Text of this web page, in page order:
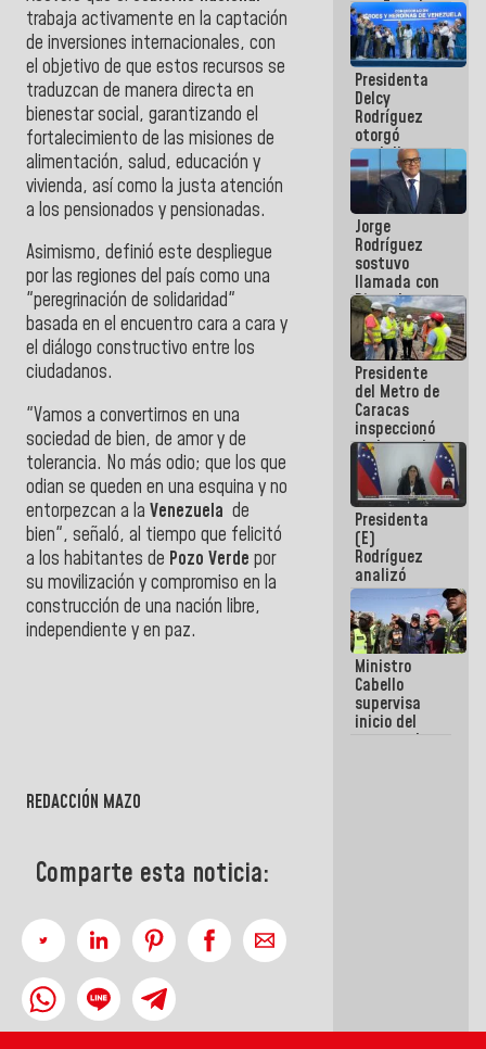
trabaja activamente en la captación
de inversiones internacionales, con
el objetivo de que estos recursos se
traduzcan de manera directa en
bienestar social, garantizando el
fortalecimiento de las misiones de
alimentación, salud, educación y
vivienda, así como la justa atención
a los pensionados y pensionadas.
Asimismo, definió este despliegue
por las regiones del país como una
"peregrinación de solidaridad"
basada en el encuentro cara a cara y
el diálogo constructivo entre los
ciudadanos.
"Vamos a convertirnos en una
sociedad de bien, de amor y de
tolerancia. No más odio; que los que
odian se queden en una esquina y no
entorpezcan a la Venezuela de
bien", señaló, al tiempo que felicitó
a los habitantes de Pozo Verde por
su movilización y compromiso en la
construcción de una nación libre,
independiente y en paz.
REDACCIÓN MAZO
Comparte esta noticia:
con Estado
Mayor
Eléctrico
para
abordar
planes de
acción
Presidenta
Delcy
Rodríguez
otorgó
medalla
"Héroe de
Venezuela"
a servidores
públicos
Jorge
Rodríguez
sostuvo
llamada con
Dinorah
Figuera y
acuerdan
primer
encuentro
presencial
para el
diálogo
Presidente
del Metro de
Caracas
inspeccionó
trabajos de
rehabilitación
y
modernización
de la vía
férrea
Presidenta
(E)
Rodríguez
analizó
junto a
gobernadores
planes de
recuperación
del Sistema
Eléctrico
Nacional
Ministro
Cabello
supervisa
inicio del
proceso de